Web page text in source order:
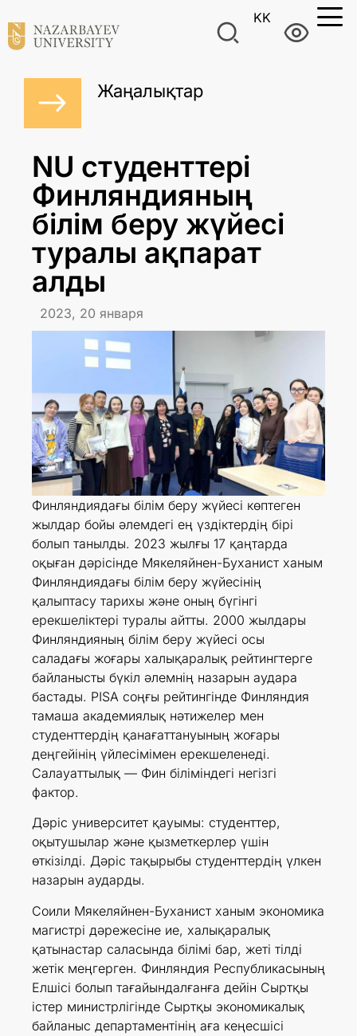
KK
Жаңалықтар
NU студенттері
Финляндияның
білім беру жүйесі
туралы ақпарат
алды
2023, 20 января
Финляндиядағы білім беру жүйесі көптеген
жылдар бойы әлемдегі ең үздіктердің бірі
болып танылды. 2023 жылғы 17 қаңтарда
оқыған дәрісінде Мякеляйнен-Буханист ханым
Финляндиядағы білім беру жүйесінің
қалыптасу тарихы және оның бүгінгі
ерекшеліктері туралы айтты. 2000 жылдары
Финляндияның білім беру жүйесі осы
саладағы жоғары халықаралық рейтингтерге
байланысты бүкіл әлемнің назарын аудара
бастады. PISA соңғы рейтингінде Финляндия
тамаша академиялық нәтижелер мен
студенттердің қанағаттануының жоғары
деңгейінің үйлесімімен ерекшеленеді.
Салауаттылық — Фин біліміндегі негізгі
фактор.
Дәріс университет қауымы: студенттер,
оқытушылар және қызметкерлер үшін
өткізілді. Дәріс тақырыбы студенттердің үлкен
назарын аударды.
Соили Мякеляйнен-Буханист ханым экономика
магистрі дәрежесіне ие, халықаралық
қатынастар саласында білімі бар, жеті тілді
жетік меңгерген. Финляндия Республикасының
Елшісі болып тағайындалғанға дейін Сыртқы
істер министрлігінде Сыртқы экономикалық
байланыс департаментінің аға кеңесшісі